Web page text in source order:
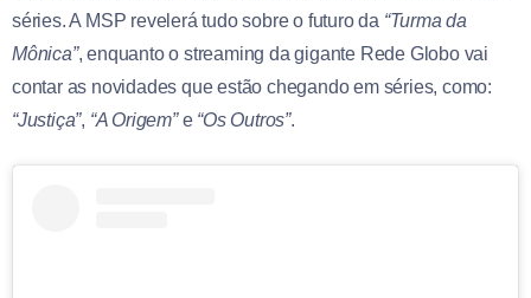
séries. A MSP revelerá tudo sobre o futuro da “Turma da
Mônica”, enquanto o streaming da gigante Rede Globo vai
contar as novidades que estão chegando em séries, como:
“Justiça”, “A Origem”e “Os Outros”.